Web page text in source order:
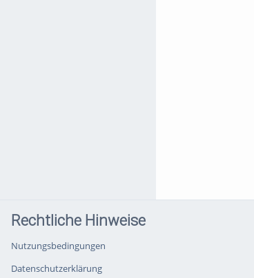
Rechtliche Hinweise
Nutzungsbedingungen
Datenschutzerklärung